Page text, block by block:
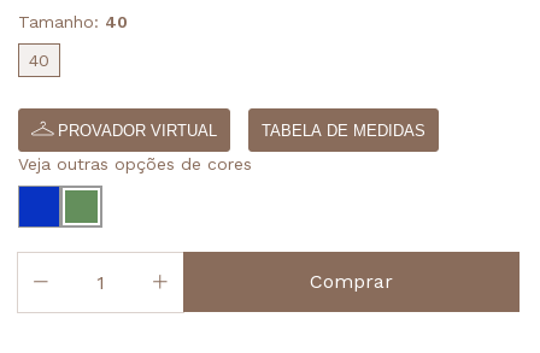
Tamanho: 40
40
PROVADOR VIRTUAL TABELA DE MEDIDAS
Veja outras opções de cores